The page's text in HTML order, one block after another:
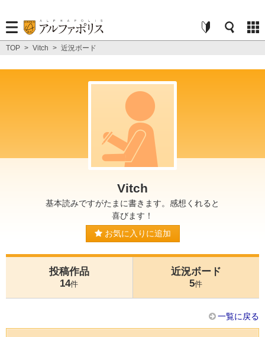
TOP > Vitch > 近況ボード
Vitch
基本読みですがたまに書きます。感想くれると
喜びます！
お気に入りに追加
投稿作品
14件
近況ボード
5件
一覧に戻る